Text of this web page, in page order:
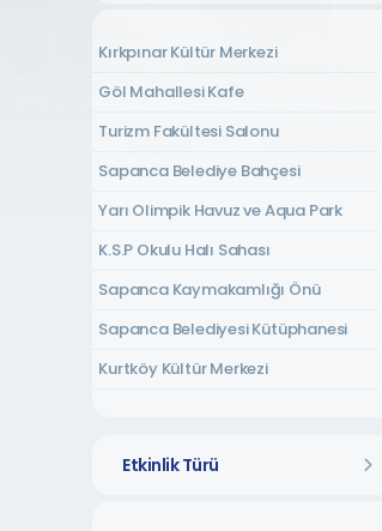
Kırkpınar Kültür Merkezi
Göl Mahallesi Kafe
Turizm Fakültesi Salonu
Sapanca Belediye Bahçesi
Yarı Olimpik Havuz ve Aqua Park
K.S.P Okulu Halı Sahası
Sapanca Kaymakamlığı Önü
Sapanca Belediyesi Kütüphanesi
Kurtköy Kültür Merkezi
Etkinlik Türü